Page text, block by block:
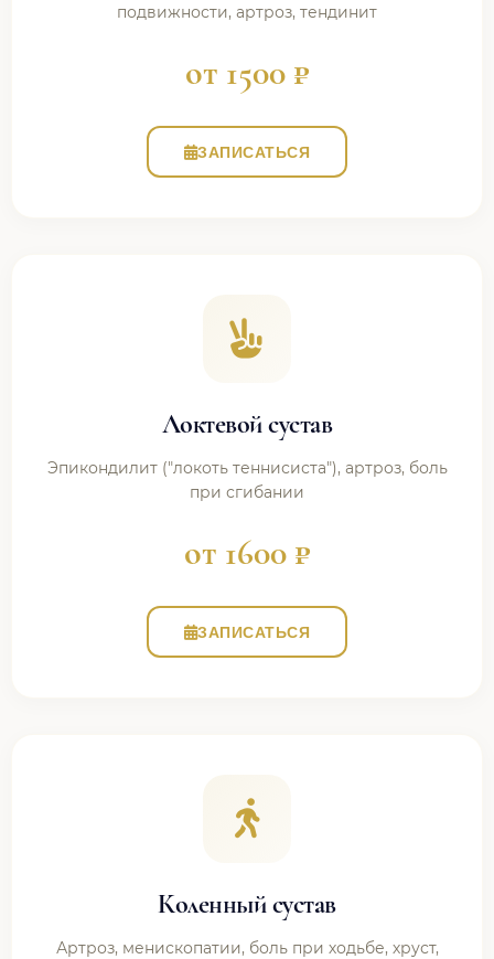
подвижности, артроз, тендинит
от 1500 ₽
ЗАПИСАТЬСЯ
Локтевой сустав
Эпикондилит ("локоть теннисиста"), артроз, боль
при сгибании
от 1600 ₽
ЗАПИСАТЬСЯ
Коленный сустав
Артроз, менископатии, боль при ходьбе, хруст,